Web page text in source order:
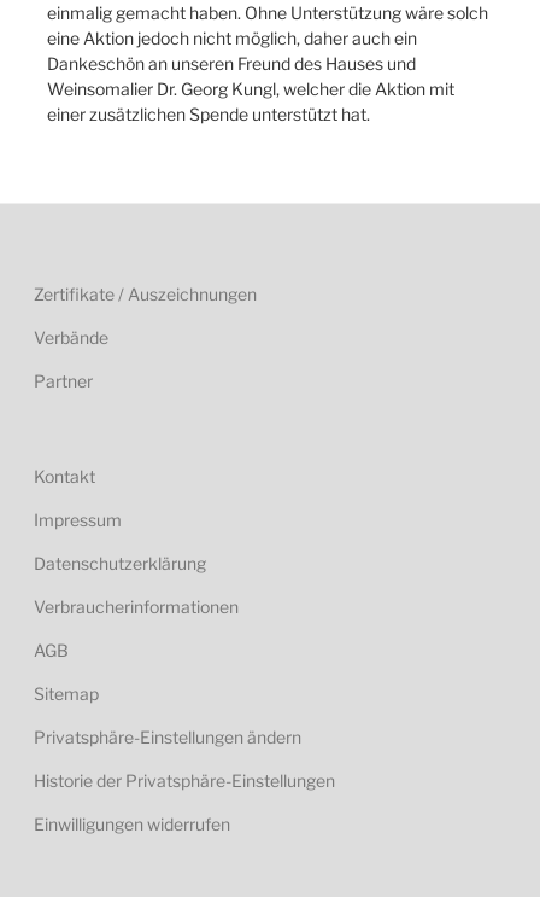
einmalig gemacht haben. Ohne Unterstützung wäre solch
eine Aktion jedoch nicht möglich, daher auch ein
Dankeschön an unseren Freund des Hauses und
Weinsomalier Dr. Georg Kungl, welcher die Aktion mit
einer zusätzlichen Spende unterstützt hat.
Zertifikate / Auszeichnungen
Verbände
Partner
Kontakt
Impressum
Datenschutzerklärung
Verbraucherinformationen
AGB
Sitemap
Privatsphäre-Einstellungen ändern
Historie der Privatsphäre-Einstellungen
Einwilligungen widerrufen